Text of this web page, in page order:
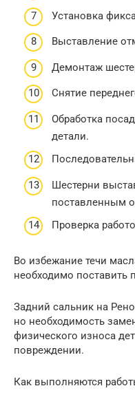
Установка
Выставление
Демонтаж
Снятие
Обработка
детали.
Шестерни
поставленным
Проверка
Во избежание течи
необходимо поставить
Задний сальник на
но необходимость
физического износа
повреждении.
Как выполняются